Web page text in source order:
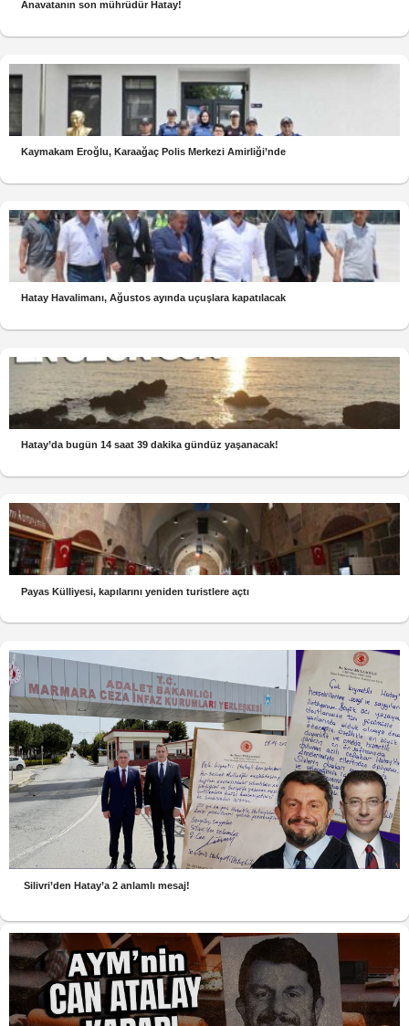
Anavatanın son mührüdür Hatay!
Kaymakam Eroğlu, Karaağaç Polis Merkezi Amirliği’nde
Hatay Havalimanı, Ağustos ayında uçuşlara kapatılacak
Hatay’da bugün 14 saat 39 dakika gündüz yaşanacak!
Payas Külliyesi, kapılarını yeniden turistlere açtı
Silivri’den Hatay’a 2 anlamlı mesaj!